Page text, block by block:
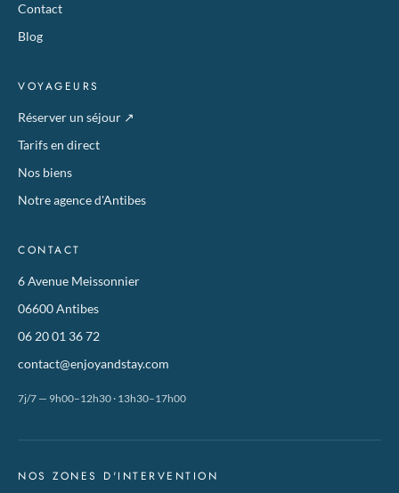
Contact
Blog
VOYAGEURS
Réserver un séjour ↗
Tarifs en direct
Nos biens
Notre agence d'Antibes
CONTACT
6 Avenue Meissonnier
06600 Antibes
06 20 01 36 72
contact@enjoyandstay.com
7j/7 — 9h00–12h30 · 13h30–17h00
NOS ZONES D'INTERVENTION